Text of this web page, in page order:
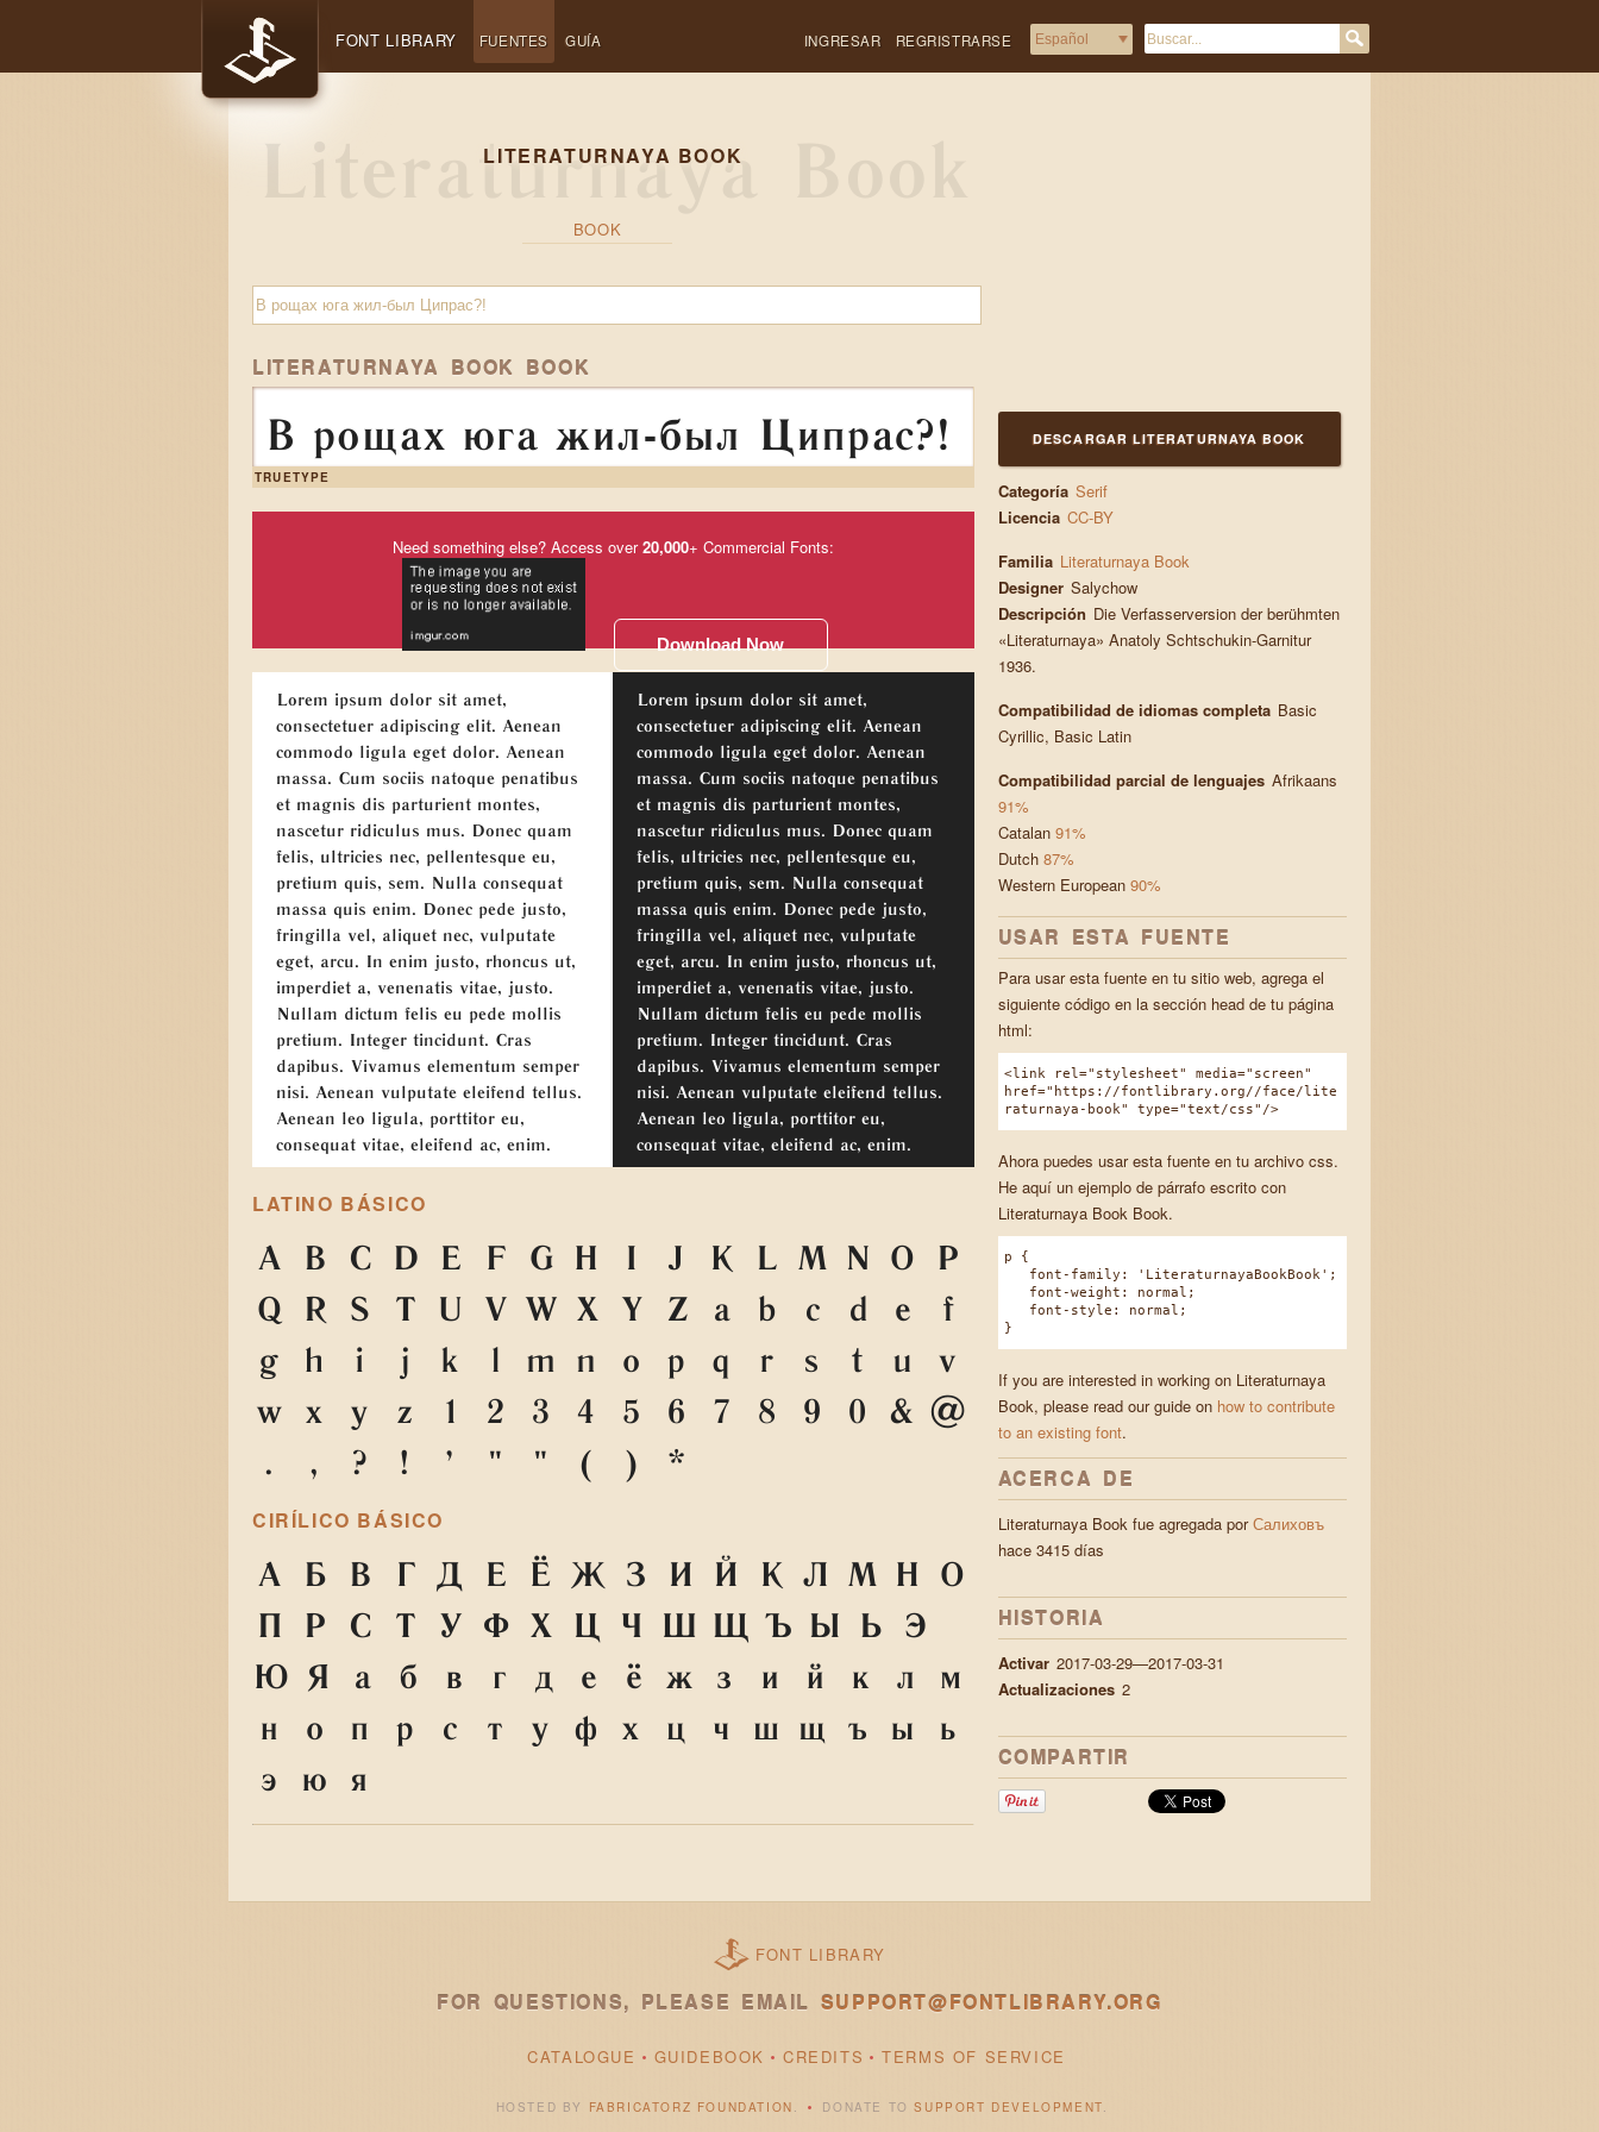
INGRESAR REGRISTRARSE
FONT LIBRARY FUENTES GUÍA
LITERATURNAYA BOOK
BOOK
LITERATURNAYA BOOK BOOK
В рощах юга жил-был Ципрас?!
TRUETYPE
Need something else? Access over20,000+ Commercial Fonts:
Download Now
Lorem ipsum dolor sit amet,
consectetuer adipiscing elit. Aenean
commodo ligula eget dolor. Aenean
massa. Cum sociis natoque penatibus
et magnis dis parturient montes,
nascetur ridiculus mus. Donec quam
felis, ultricies nec, pellentesque eu,
pretium quis, sem. Nulla consequat
massa quis enim. Donec pede justo,
fringilla vel, aliquet nec, vulputate
eget, arcu. In enim justo, rhoncus ut,
imperdiet a, venenatis vitae, justo.
Nullam dictum felis eu pede mollis
pretium. Integer tincidunt. Cras
dapibus. Vivamus elementum semper
nisi. Aenean vulputate eleifend tellus.
Aenean leo ligula, porttitor eu,
consequat vitae, eleifend ac, enim.
Lorem ipsum dolor sit amet,
consectetuer adipiscing elit. Aenean
commodo ligula eget dolor. Aenean
massa. Cum sociis natoque penatibus
et magnis dis parturient montes,
nascetur ridiculus mus. Donec quam
felis, ultricies nec, pellentesque eu,
pretium quis, sem. Nulla consequat
massa quis enim. Donec pede justo,
fringilla vel, aliquet nec, vulputate
eget, arcu. In enim justo, rhoncus ut,
imperdiet a, venenatis vitae, justo.
Nullam dictum felis eu pede mollis
pretium. Integer tincidunt. Cras
dapibus. Vivamus elementum semper
nisi. Aenean vulputate eleifend tellus.
Aenean leo ligula, porttitor eu,
consequat vitae, eleifend ac, enim.
LATINO BÁSICO
A B C D E F G H I J K L M N O P
Q R S T U V W X Y Z a b c d e f
g h i j k l m n o p q r s t u v
w x y z 1 2 3 4 5 6 7 8 9 0 & @
? ! ' " " ( ) *
CIRÍLICO BÁSICO
А Б В Г Д Е Ё Ж З И Й К Л М Н О
П Р С Т У Ф Х Ц Ч Ш Щ Ъ Ы Ь Э
Ю Я а б в г д е ё ж з и й к л м
н о п р с т у ф х ц ч ш щ ъ ы ь
э ю я
DESCARGAR LITERATURNAYA BOOK
Categoría Serif
Licencia CC-BY
Familia Literaturnaya Book
Designer Salychow
Descripción Die Verfasserversion der berühmten
«Literaturnaya» Anatoly Schtschukin-Garnitur
1936.
Compatibilidad de idiomas completa Basic
Cyrillic, Basic Latin
Compatibilidad parcial de lenguajes Afrikaans
91%
Catalan 91%
Dutch 87%
Western European 90%
USAR ESTA FUENTE
Para usar esta fuente en tu sitio web, agrega el
siguiente código en la sección head de tu página
html:
<link rel="stylesheet" media="screen"
href="https://fontlibrary.org//face/lite
raturnaya-book" type="text/css"/>
Ahora puedes usar esta fuente en tu archivo css.
He aquí un ejemplo de párrafo escrito con
Literaturnaya Book Book.
p {
font-family: 'LiteraturnayaBookBook';
font-weight: normal;
font-style: normal;
}
If you are interested in working on Literaturnaya
Book, please read our guide on how to contribute
to an existing font.
ACERCA DE
Literaturnaya Book fue agregada porСалиховъ
hace 3415 días
HISTORIA
Activar 2017-03-29—2017-03-31
Actualizaciones 2
COMPARTIR
FONT LIBRARY
FOR QUESTIONS, PLEASE EMAIL SUPPORT@FONTLIBRARY.ORG
CATALOGUE GUIDEBOOK CREDITS TERMS OF SERVICE
HOSTED BY FABRICATORZ FOUNDATION DONATE TOSUPPORT DEVELOPMENT